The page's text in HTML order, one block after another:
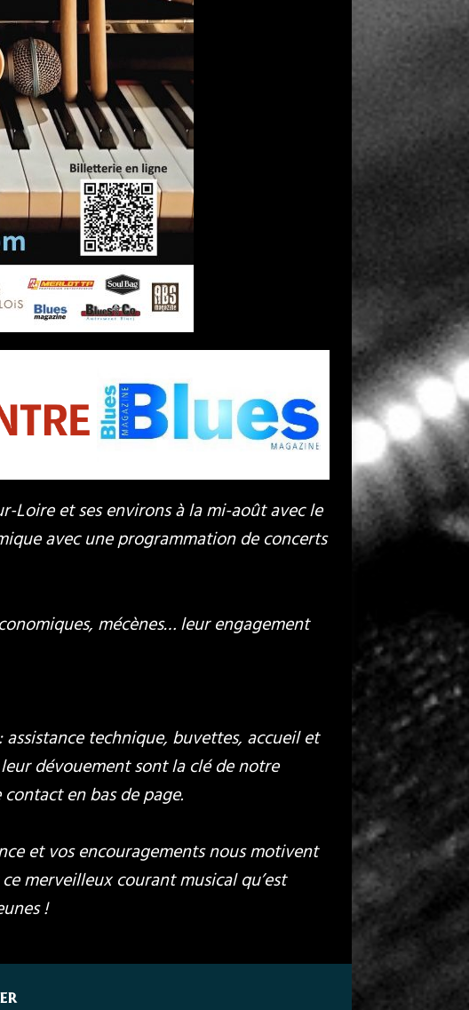
Loire et ses environs à la mi-août avec le
avec une programmation de concerts
mécènes… leur engagement
technique, buvettes, accueil et
dévouement sont la clé de notre
en bas de page.
et vos encouragements nous motivent
merveilleux courant musical qu’est
!